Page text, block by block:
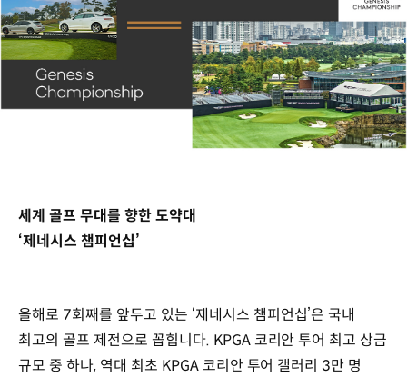
세계 골프 무대를 향한 도약대
‘제네시스 챔피언십’
올해로 7회째를 앞두고 있는 ‘제네시스 챔피언십’은 국내
최고의 골프 제전으로 꼽힙니다. KPGA 코리안 투어 최고 상금
규모 중 하나, 역대 최초 KPGA 코리안 투어 갤러리 3만 명